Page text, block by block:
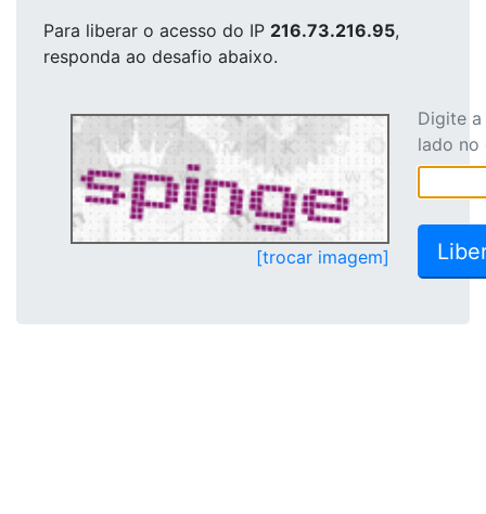
Para liberar o acesso do IP 216.73.216.95,
responda ao desafio abaixo.
[trocar imagem]
Digite
lado no